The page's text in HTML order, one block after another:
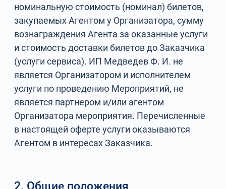
номинальную стоимость (номинал) билетов,
закупаемых Агентом у Организатора, сумму
вознаграждения Агента за оказанные услуги
и стоимость доставки билетов до Заказчика
(услуги сервиса). ИП Медведев Ф. И. не
является Организатором и исполнителем
услуги по проведению Мероприятий, не
является партнером и/или агентом
Организатора мероприятия. Перечисленные
в настоящей оферте услуги оказываются
Агентом в интересах Заказчика.
2. Общие положения